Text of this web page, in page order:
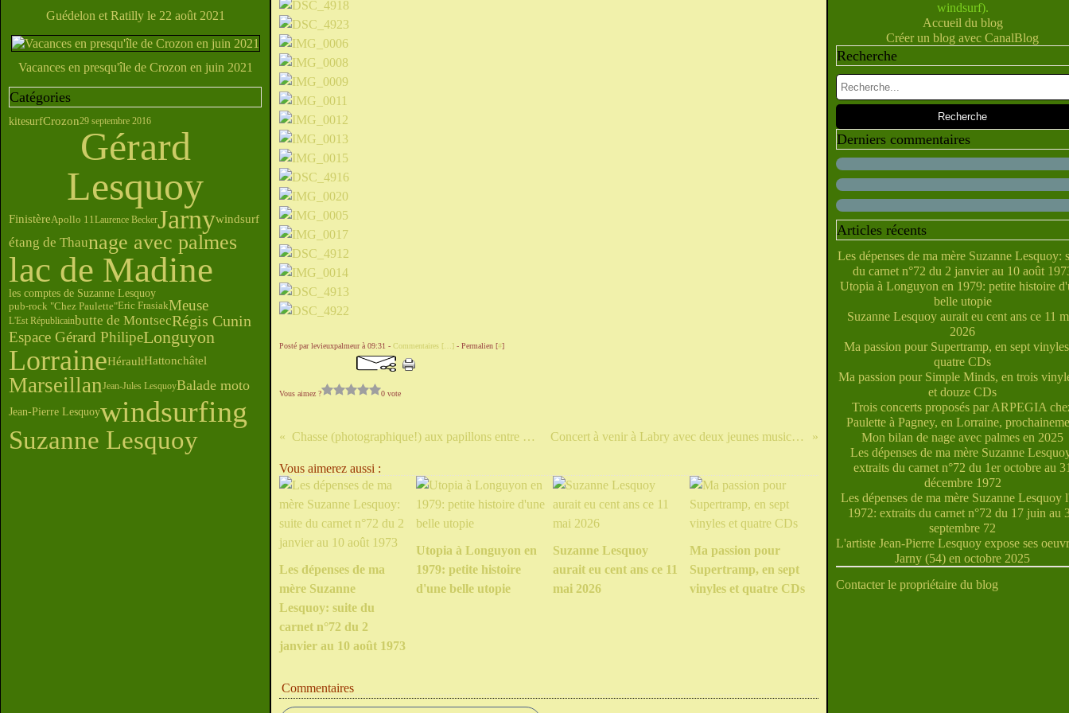
Guédelon et Ratilly le 22 août 2021
Vacances en presqu'île de Crozon en juin 2021
Catégories
kitesurfCrozon29 septembre 2016
Gérard
Lesquoy
FinistèreApollo 11 Laurence BeckerJarnywindsurf
étang de Thaunage avec palmes
lac de Madine
les comptes de Suzanne Lesquoy
pub-rock "Chez Paulette"Eric FrasiakMeuse
L'Est Républicainbutte de MontsecRégis Cunin
Espace Gérard PhilipeLonguyon
LorraineHéraultHattonchâtel
MarseillanJean-Jules LesquoyBalade moto
Jean-Pierre Lesquoywindsurfing
Suzanne Lesquoy
Posté par levieuxpalmeur à 09:31 - Commentaires [ ] - Permalien [#]
Vous aimez ? 0 vote
Chasse (photographique!) aux papillons entre Briey et Mance Concert à venir à Labry avec deux jeunes musiciens talentueux!
Vous aimerez aussi :
Les dépenses de ma
mère Suzanne
Lesquoy: suite du
carnet n°72 du 2
janvier au 10 août 1973
Utopia à Longuyon en
1979: petite histoire
d'une belle utopie
Suzanne Lesquoy
aurait eu cent ans ce 11
mai 2026
Ma passion pour
Supertramp, en sept
vinyles et quatre CDs
Commentaires
Février(10)
Janvier(14)
Mars(9)
Février(10)
Janvier(10)
Avril(5)
Mars(5)
Février(7)
Mai(10)
Avril(5)
Mars(6)
Janvier(6)
Juin(28)
Mai(28)
Avril(21)
Février(31)
Juillet(40)
Juin(27)
Mai(31)
Mars(38)
Janvier(35)
windsurf).
Accueil du blog
Créer un blog avec CanalBlog
Recherche
Derniers commentaires
Articles récents
Les dépenses de ma mère Suzanne Lesquoy:
du carnet n°72 du 2 janvier au 10 août
Utopia à Longuyon en 1979: petite histoire
belle utopie
Suzanne Lesquoy aurait eu cent ans ce 11
2026
Ma passion pour Supertramp, en sept
quatre CDs
Ma passion pour Simple Minds, en trois
et douze CDs
Trois concerts proposés par ARPEGIA
Paulette à Pagney, en Lorraine,
Mon bilan de nage avec palmes en 2025
Les dépenses de ma mère Suzanne
extraits du carnet n°72 du 1er octobre au
décembre 1972
Les dépenses de ma mère Suzanne Lesquoy
1972: extraits du carnet n°72 du 17 juin au
septembre 72
L'artiste Jean-Pierre Lesquoy expose ses
Jarny (54) en octobre 2025
Contacter le propriétaire du blog